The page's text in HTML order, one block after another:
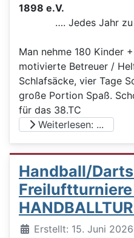
1898 e.V.
…. Jedes Jahr zu
Man nehme 180 Kinder
motivierte Betreuer /
Schlafsäcke, vier Tage
große Portion Spaß.
für das 38.TC
Weiterlesen: ...
Handball/
Freiluftturniere
DetailsErstellt: 15. Juni 2026